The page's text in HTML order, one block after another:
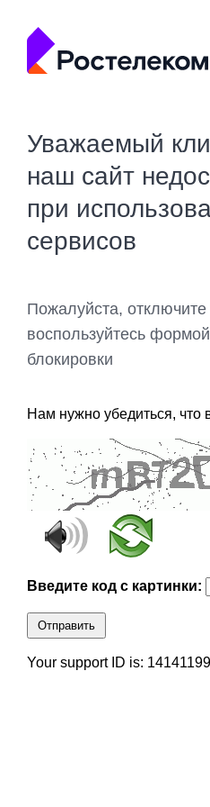
Уважаемый
наш сайт
при
сервисов
Пожалуйста,
воспользуйтесь
блокировки
Нам нужно убедиться, что
Введите код с картинки:
Отправить
Your support ID is: